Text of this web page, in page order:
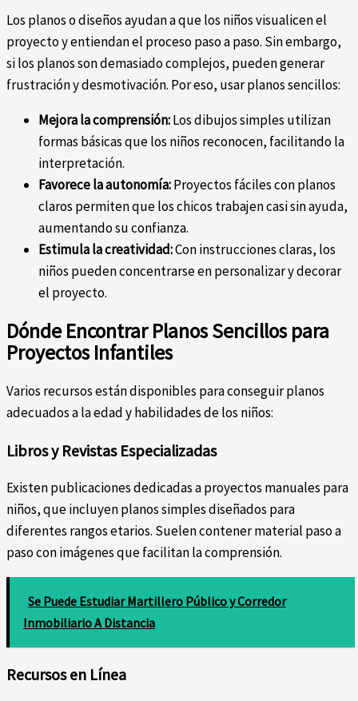
Los planos o diseños ayudan a que los niños visualicen el
proyecto y entiendan el proceso paso a paso. Sin embargo,
si los planos son demasiado complejos, pueden generar
frustración y desmotivación. Por eso, usar planos sencillos:
Mejora la comprensión:Los dibujos simples utilizan
formas básicas que los niños reconocen, facilitando la
interpretación.
Favorece la autonomía:Proyectos fáciles con planos
claros permiten que los chicos trabajen casi sin ayuda,
aumentando su confianza.
Estimula la creatividad:Con instrucciones claras, los
niños pueden concentrarse en personalizar y decorar
el proyecto.
Dónde Encontrar Planos Sencillos para
Proyectos Infantiles
Varios recursos están disponibles para conseguir planos
adecuados a la edad y habilidades de los niños:
Libros y Revistas Especializadas
Existen publicaciones dedicadas a proyectos manuales para
niños, que incluyen planos simples diseñados para
diferentes rangos etarios. Suelen contener material paso a
paso con imágenes que facilitan la comprensión.
Se Puede Estudiar Martillero Público y Corredor
Inmobiliario A Distancia
Recursos en Línea